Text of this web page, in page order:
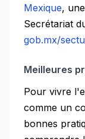
Mexique,
Secrétariat
gob.mx/
Meilleures
Pour vivre
comme un
bonnes